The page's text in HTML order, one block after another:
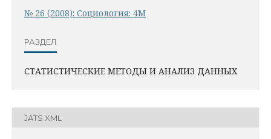
№ 26 (2008): Социология: 4М
РАЗДЕЛ
СТАТИСТИЧЕСКИЕ МЕТОДЫ И АНАЛИЗ ДАННЫХ
JATS XML